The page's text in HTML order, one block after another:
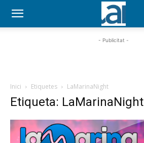
- Publicitat -
Inici Etiquetes LaMarinaNight
Etiqueta: LaMarinaNight